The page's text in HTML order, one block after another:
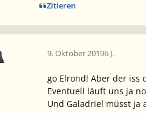
Zitieren
9. Oktober 20196 J.
go Elrond! Aber der iss
Eventuell läuft uns ja
Und Galadriel müsst ja